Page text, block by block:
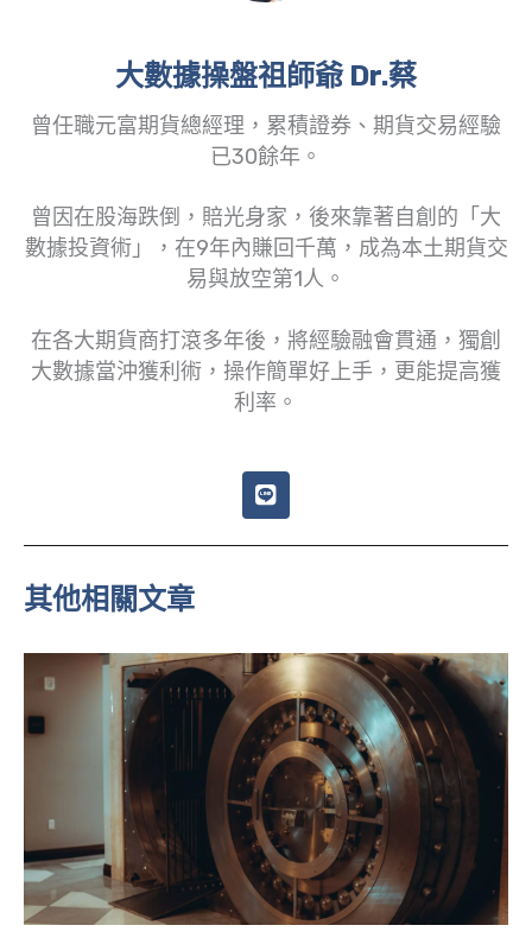
大數據操盤祖師爺 Dr.蔡
曾任職元富期貨總經理，累積證券、期貨交易經驗
已30餘年。
曾因在股海跌倒，賠光身家，後來靠著自創的「大
數據投資術」，在9年內賺回千萬，成為本土期貨交
易與放空第1人。
在各大期貨商打滾多年後，將經驗融會貫通，獨創
大數據當沖獲利術，操作簡單好上手，更能提高獲
利率。
L
i
e
其他相關文章